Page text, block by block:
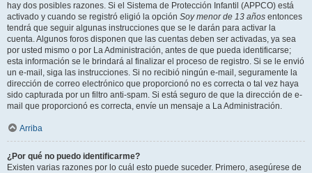
hay dos posibles razones. Si el Sistema de Protección Infantil (APPCO) está
activado y cuando se registró eligió la opción Soy menor de 13 años entonces
tendrá que seguir algunas instrucciones que se le darán para activar la
cuenta. Algunos foros disponen que las cuentas deben ser activadas, ya sea
por usted mismo o por La Administración, antes de que pueda identificarse;
esta información se le brindará al finalizar el proceso de registro. Si se le envió
un e-mail, siga las instrucciones. Si no recibió ningún e-mail, seguramente la
dirección de correo electrónico que proporcionó no es correcta o tal vez haya
sido capturada por un filtro anti-spam. Si está seguro de que la dirección de e-
mail que proporcionó es correcta, envíe un mensaje a La Administración.
Arriba
¿Por qué no puedo identificarme?
Existen varias razones por lo cuál esto puede suceder. Primero, asegúrese de